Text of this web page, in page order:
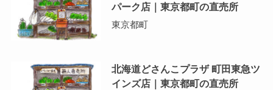
パーク店｜東京都町の直売所
東京都町
北海道どさんこプラザ 町田東急ツ
インズ店｜東京都町の直売所